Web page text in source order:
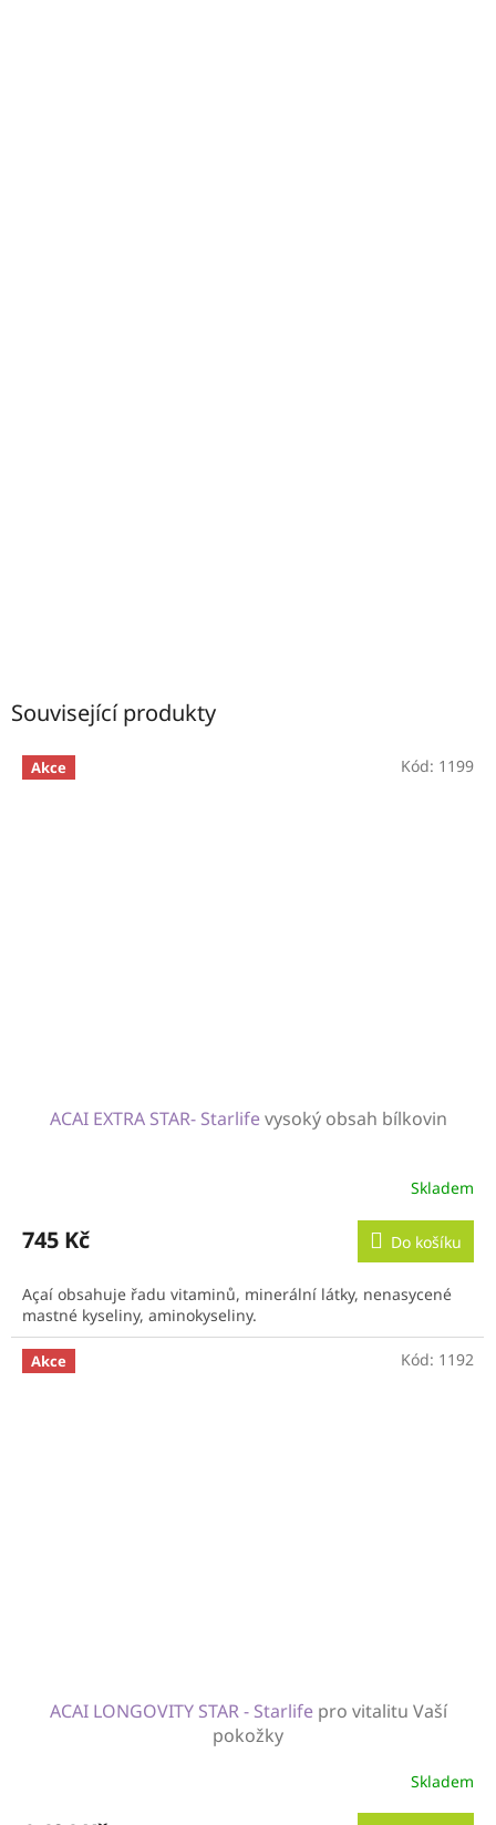
Související produkty
Akce
ACAI EXTRA STAR- Starlifevysoký obsah bílkovin
Skladem
745 Kč Do košíku
Açaí obsahuje řadu vitaminů, minerální látky, nenasycené
mastné kyseliny, aminokyseliny.
Kód: 1199
Akce
ACAI LONGOVITY STAR - Starlife pro vitalitu Vaší
pokožky
Skladem
Kód: 1192